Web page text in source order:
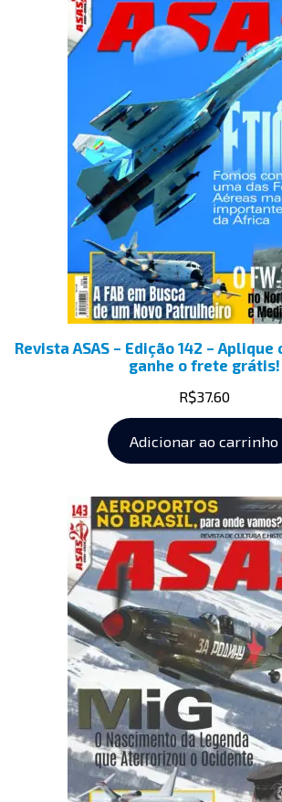
Revista ASAS – Edição 142 – Aplique
ganhe o frete grátis!
R$37.60
Adicionar ao carrinho